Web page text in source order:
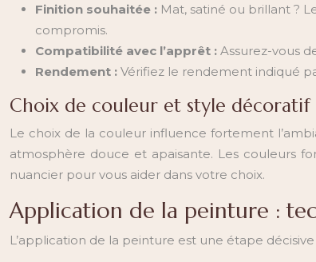
Finition souhaitée : Mat, satiné ou brillant ?
compromis.
Compatibilité avec l’apprêt : Assurez-vous
Rendement : Vérifiez le rendement indiqué
Choix de couleur et style décoratif
Le choix de la couleur influence fortement
atmosphère douce et apaisante. Les couleurs
nuancier pour vous aider dans votre choix.
Application de la peinture :
L’application de la peinture est une étape